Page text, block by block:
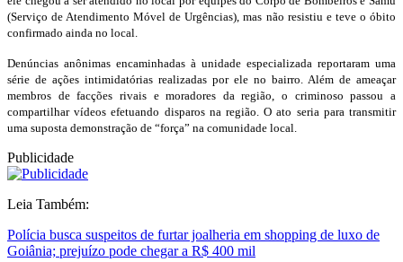
(Serviço de Atendimento Móvel de Urgências), mas não resistiu e teve o óbito
confirmado ainda no local.
Denúncias anônimas encaminhadas à unidade especializada reportaram uma
série de ações intimidatórias realizadas por ele no bairro. Além de ameaçar
membros de facções rivais e moradores da região, o criminoso passou a
compartilhar vídeos efetuando disparos na região. O ato seria para transmitir
uma suposta demonstração de “força” na comunidade local.
Publicidade
Leia Também:
Polícia busca suspeitos de furtar joalheria em shopping de luxo de
Goiânia; prejuízo pode chegar a R$ 400 mil